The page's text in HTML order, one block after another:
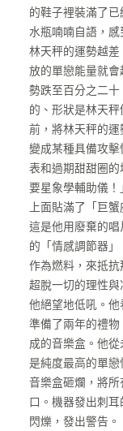
的鞋子裡裝滿了
水瓶喃喃自語，
林天秤的運勢越差
放的單戀能量就
勢跌至百分之二
的、形狀是林天
前，將林天秤的
變成某種具備攻
表和過期甜甜圈
要星象學輔助儀！
上面貼滿了「巨
這是他用廢棄的
的「情感調節器
作為燃料，來抵
超脫一切的理性與
他絕望地低吼。
準備了兩年的禮
成的音樂盒。他
是純度最高的單
音樂盒砸爛，將
口。機器發出刺
閃爍，發出警告